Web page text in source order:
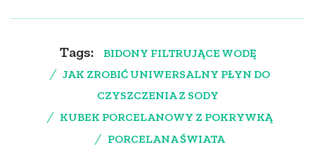
Tags:
BIDONY FILTRUJĄCE WODĘ
JAK ZROBIĆ UNIWERSALNY PŁYN DO
CZYSZCZENIA Z SODY
KUBEK PORCELANOWY Z POKRYWKĄ
PORCELANA ŚWIATA